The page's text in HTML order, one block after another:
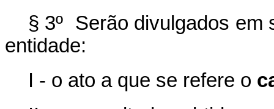
§ 3º Serão divulgados em
entidade:
I - o ato a que se refere o